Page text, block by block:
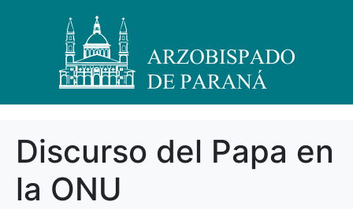
Discurso del Papa en
la ONU